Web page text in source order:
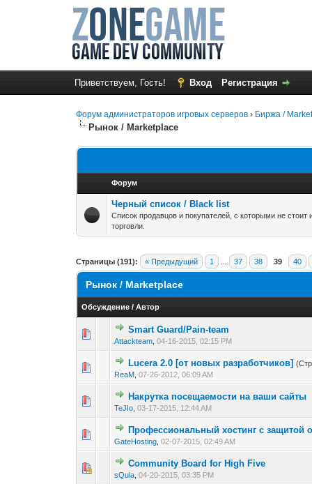
Приветствуем, Гость! Вход Регистрация
Форум администраторов игровых серверов › Биржа /
Рынок / Marketplace
Форум
Черный список / Black list
Список продавцов и покупателей, с которыми не
торговли.
Страницы (191): « Предыдущий 1 37 38 39 40
Рынок / Marketplace
Обсуждение /Автор
Smart Guard/Pain-team
Attackteam ,04-16-2015, 02:15 PM
Lucera 2.0 [от новых разработчиков]
ReaM ,07-26-2012, 06:09 AM
0 голос(ов) - 0 из
12
Накрутка посещаемости на ваши сайты
TeJIo ,03-17-2015, 12:44 AM
1 голос(ов)
12
Профессиональный хостинг с защитой
GateHosting ,02-07-2015, 02:49 AM
2 голос(ов)
123
Community Board for High Five
sQula ,04-20-2015, 03:35 PM
0 голос(ов) - 0 из